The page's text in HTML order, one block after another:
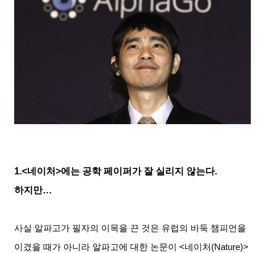
1.<네이처>에는 공학 페이퍼가 잘 실리지 않는다.
하지만…
사실 알파고가 필자의 이목을 끈 것은 유럽의 바둑 챔피언을
이겼을 때가 아니라 알파고에 대한 논문이 <네이처(Nature)>